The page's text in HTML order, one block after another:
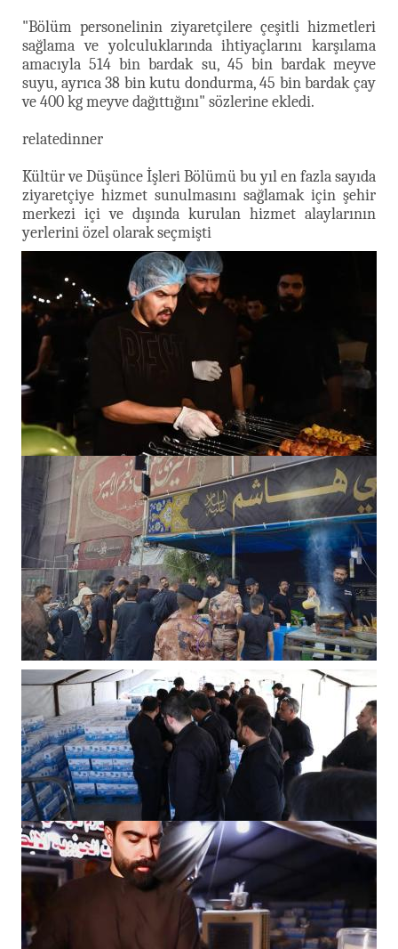
"Bölüm personelinin ziyaretçilere çeşitli hizmetleri
sağlama ve yolculuklarında ihtiyaçlarını karşılama
amacıyla 514 bin bardak su, 45 bin bardak meyve
suyu, ayrıca 38 bin kutu dondurma, 45 bin bardak çay
ve 400 kg meyve dağıttığını" sözlerine ekledi.
relatedinner
Kültür ve Düşünce İşleri Bölümü bu yıl en fazla sayıda
ziyaretçiye hizmet sunulmasını sağlamak için şehir
merkezi içi ve dışında kurulan hizmet alaylarının
yerlerini özel olarak seçmişti